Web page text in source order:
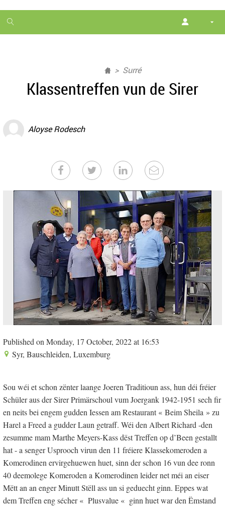
1
month
Surré
Klassentreffen vun de Sirer
Aloyse Rodesch
Published on Monday, 17 October, 2022 at 16:53
Syr, Bauschleiden, Luxemburg
Sou wéi et schon zënter laange Joeren Traditioun ass, hun déi fréier
Schüler aus der Sirer Primärschoul vum Joergank 1942-1951 sech fir
en neits bei engem gudden Iessen am Restaurant « Beim Sheila » zu
Harel a Freed a gudder Laun getraff. Wéi den Albert Richard -den
zesumme mam Marthe Meyers-Kass dëst Treffen op d’Been gestallt
hat - a senger Usprooch virun den 11 fréiere Klassekomeroden a
Komerodinen ervirgehuewen huet, sinn der schon 16 vun dee ronn
40 deemolege Komeroden a Komerodinen leider net méi an eiser
Mëtt an an enger Minutt Stëll ass un si geduecht ginn. Eppes wat
dem Treffen eng sécher « Plusvalue « ginn huet war den Ëmstand